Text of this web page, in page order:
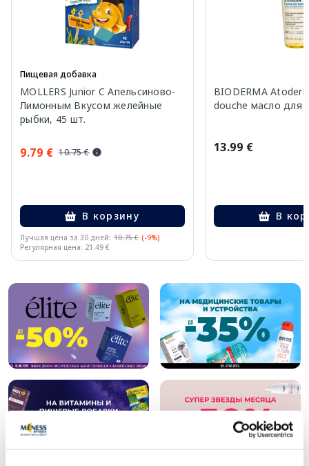
Пищевая добавка
MOLLERS Junior C Апельсиново-
Лимонным Вкусом желейные
рыбки, 45 шт.
9.79 € 10.75 €
В корзину
Лучшая цена за 30 дней: 10.75 € (-9%)
Регулярная цена: 21.49 €
BIODERMA
douche масло для
13.99 €
В